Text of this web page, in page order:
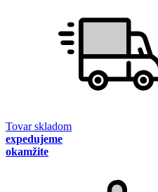
Tovar skladom
expedujeme
okamžite